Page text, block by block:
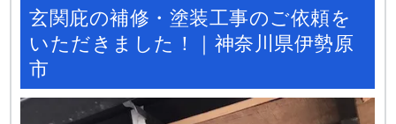
玄関庇の補修・塗装工事のご依頼を
いただきました！｜神奈川県伊勢原
市